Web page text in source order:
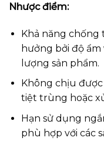
Nhược điểm:
Khả năng chống
hưởng bởi độ
lượng sản phẩm.
Không chịu
tiệt trùng hoặc
Hạn sử dụng
phù hợp với các